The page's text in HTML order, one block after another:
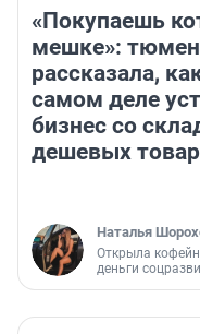
«Покупаешь
мешке»:
рассказала,
самом деле
бизнес со
дешевых
Наталья
Открыла
деньги